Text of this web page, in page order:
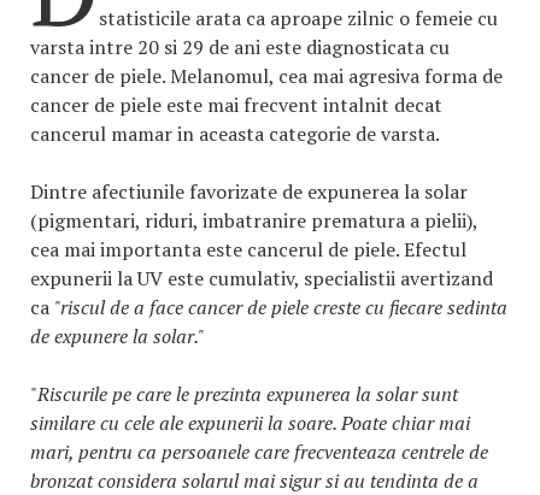
statisticile arata ca aproape zilnic o femeie cu
varsta intre 20 si 29 de ani este diagnosticata cu
cancer de piele. Melanomul, cea mai agresiva forma de
cancer de piele este mai frecvent intalnit decat
cancerul mamar in aceasta categorie de varsta.
Dintre afectiunile favorizate de expunerea la solar
(pigmentari, riduri, imbatranire prematura a pielii),
cea mai importanta este cancerul de piele. Efectul
expunerii la UV este cumulativ, specialistii avertizand
ca "riscul de a face cancer de piele creste cu fiecare sedinta
de expunere la solar."
"Riscurile pe care le prezinta expunerea la solar sunt
similare cu cele ale expunerii la soare. Poate chiar mai
mari, pentru ca persoanele care frecventeaza centrele de
bronzat considera solarul mai sigur si au tendinta de a